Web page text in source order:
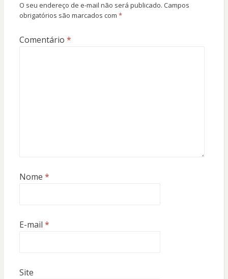
O seu endereço de e-mail não será publicado. Campos
obrigatórios são marcados com *
Comentário *
Nome *
E-mail *
Site